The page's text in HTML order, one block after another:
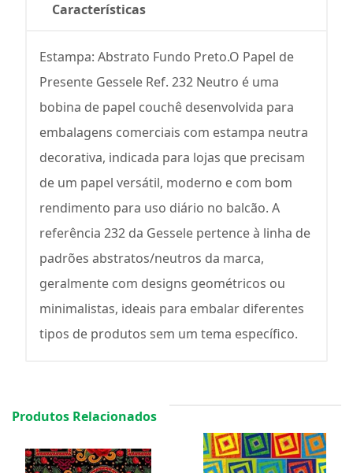
Características
Estampa: Abstrato Fundo Preto.O Papel de
Presente Gessele Ref. 232 Neutro é uma
bobina de papel couchê desenvolvida para
embalagens comerciais com estampa neutra
decorativa, indicada para lojas que precisam
de um papel versátil, moderno e com bom
rendimento para uso diário no balcão. A
referência 232 da Gessele pertence à linha de
padrões abstratos/neutros da marca,
geralmente com designs geométricos ou
minimalistas, ideais para embalar diferentes
tipos de produtos sem um tema específico.
Produtos Relacionados